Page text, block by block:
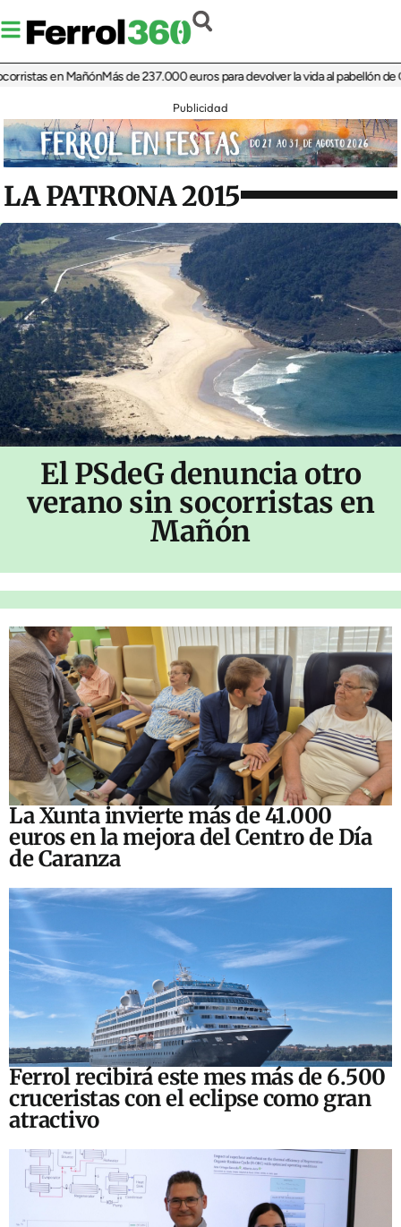
en MañónMás de 237.000 euros para devolver la vida al pabellón de
Publicidad
LA PATRONA 2015
El PSdeG denuncia otro
verano sin socorristas en
Mañón
La Xunta invierte más de 41.000
euros en la mejora del Centro de Día
de Caranza
Ferrol recibirá este mes más de 6.500
cruceristas con el eclipse como gran
atractivo